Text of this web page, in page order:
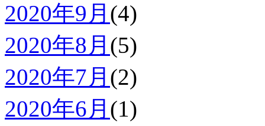
2020年9月 (4)
2020年8月 (5)
2020年7月 (2)
2020年6月 (1)